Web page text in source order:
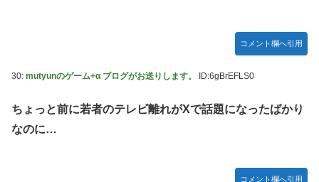
コメント欄へ引用
30: mutyunのゲーム+α ブログがお送りします。 ID:6gBrEFLS0
ちょっと前に若者のテレビ離れがXで話題になったばかり
なのに…
コメント欄へ引用